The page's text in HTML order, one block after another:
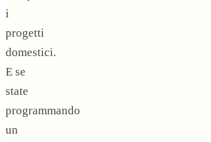
i
progetti
domestici.
E se
state
programmando
un